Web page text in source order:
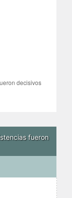
fueron